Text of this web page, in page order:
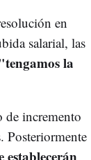
en
salarial, las
la
de incremento
Posteriormente